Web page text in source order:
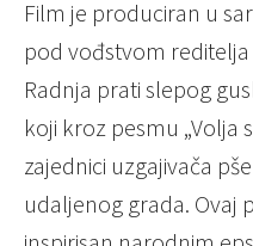
Film je produciran u
pod vođstvom
Radnja prati slepog
koji kroz pesmu „Volja
zajednici uzgajivača
udaljenog grada. Ovaj